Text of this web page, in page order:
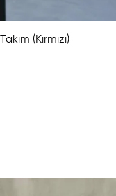
(Kırmızı)